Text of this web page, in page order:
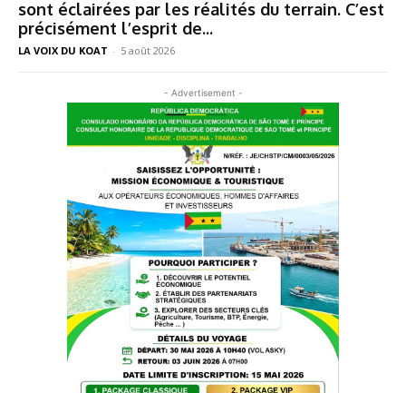
sont éclairées par les réalités du terrain. C’est
précisément l’esprit de...
LA VOIX DU KOAT - 5 août 2026
- Advertisement -